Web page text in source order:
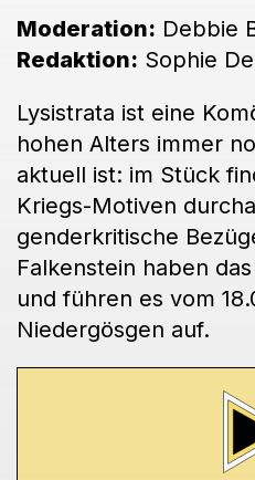
Moderation: Debbie
Redaktion: Sophie
Lysistrata ist eine
hohen Alters immer
aktuell ist: im Stück
Kriegs-Motiven
genderkritische
Falkenstein haben
und führen es vom
Niedergösgen auf.